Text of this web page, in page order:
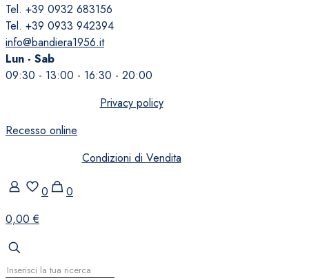
Tel. +39 0932 683156
Tel. +39 0933 942394
info@bandiera1956.it
Lun - Sab
09:30 - 13:00 - 16:30 - 20:00
Privacy policy
Recesso online
Condizioni di Vendita
0
0
0,00 €